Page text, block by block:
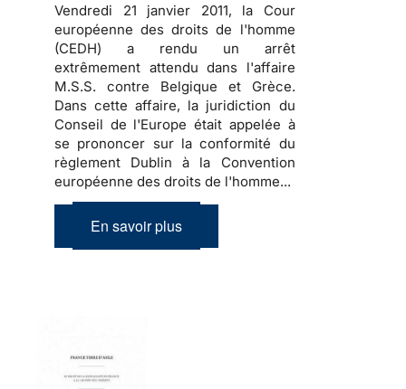
Vendredi 21 janvier 2011, la Cour
européenne des droits de l'homme
(CEDH) a rendu un arrêt
extrêmement attendu dans l'affaire
M.S.S. contre Belgique et Grèce.
Dans cette affaire, la juridiction du
Conseil de l'Europe était appelée à
se prononcer sur la conformité du
règlement Dublin à la Convention
européenne des droits de l'homme...
En savoir plus